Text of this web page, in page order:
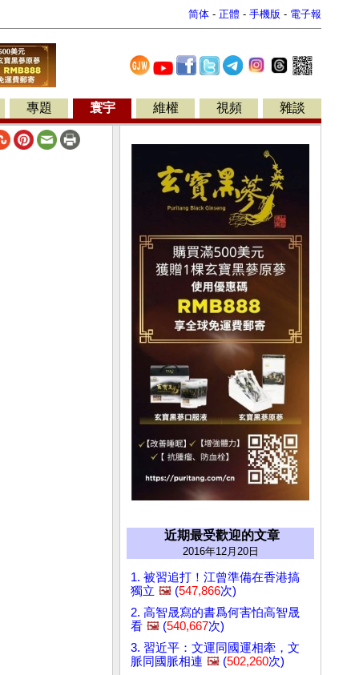
简体 - 正體 - 手機版 - 電子報
專題 寰宇 維權 視頻 雜談
近期最受歡迎的文章
2016年12月20日
1. 被習追打！江曾準備在香港搞
獨立 🖼️ (547,866次)
2. 高智晟寫的書爲何害怕高智晟
看 🖼️ (540,667次)
3. 習近平：文運同國運相牽，文
脈同國脈相連 🖼️ (502,260次)